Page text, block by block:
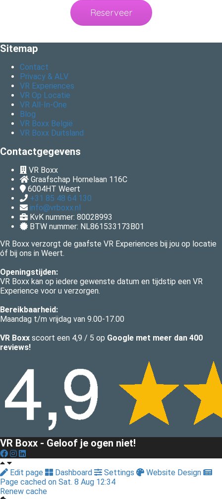
Reserveer
Sitemap
Contact
Privacy & ALV
VR Experiences
VR Op Locatie
VR All-In-One
Blog
VR Boxx België
VR Boxx Duitsland
Contactgegevens
VR Boxx
Graafschap Hornelaan 116C
6004HT Weert
+31 85 48 64 130
info@vrboxx.nl
KvK nummer: 80028993
BTW nummer: NL861533173B01
VR Boxx verzorgt de gaafste VR Experiences bij jou op locatie
óf bij ons in Weert.
Openingstijden:
VR Boxx kan op iedere gewenste datum en tijdstip een VR
Experience voor u verzorgen.
Bereikbaarheid:
Maandag t/m vrijdag van 9.00-17.00
VR Boxx scoort een 4,9 / 5 op Google met meer dan 400
reviews!
VR Boxx - Geloof je ogen niet!
Edit page Dashboard Settings
Website Design
Page cached on Sat. 8 Aug 12:34
Renew cache